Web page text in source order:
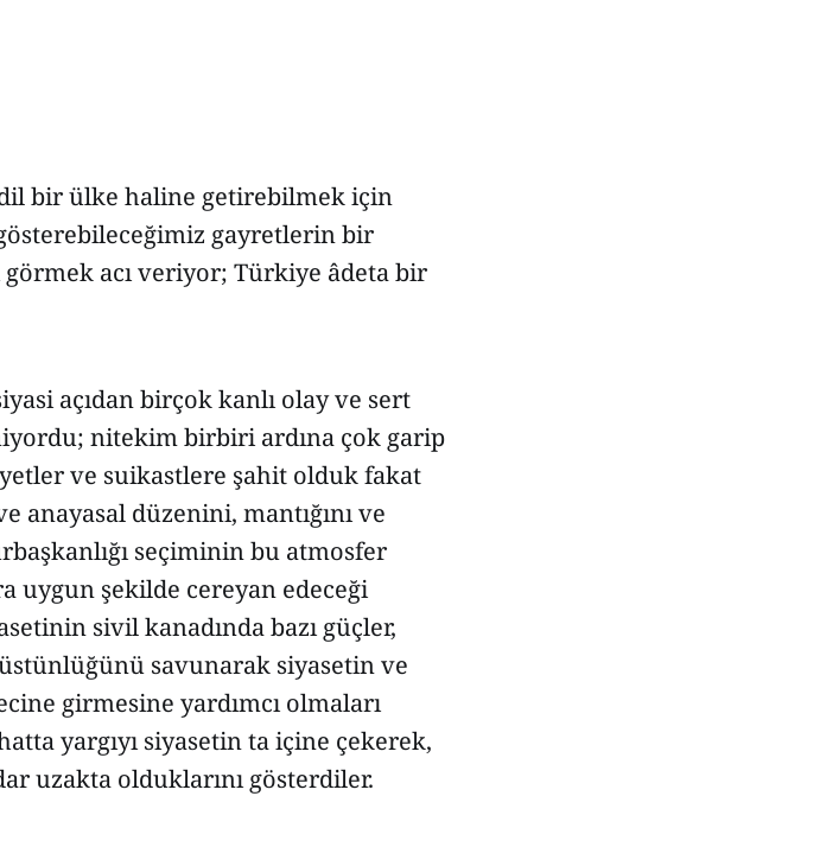
bir ülke haline getirebilmek için
gayretlerin bir
görmek acı veriyor; Türkiye âdeta bir
açıdan birçok kanlı olay ve sert
nitekim birbiri ardına çok garip
ve suikastlere şahit olduk fakat
anayasal düzenini, mantığını ve
seçiminin bu atmosfer
uygun şekilde cereyan edeceği
sivil kanadında bazı güçler,
savunarak siyasetin ve
girmesine yardımcı olmaları
yargıyı siyasetin ta içine çekerek,
uzakta olduklarını gösterdiler.